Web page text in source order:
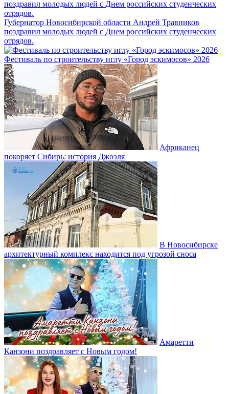
Губернатор Новосибирской области Андрей Травников
поздравил молодых людей с Днем российских студенческих
отрядов.
Фестиваль по строительству иглу «Город эскимосов» 2026
Африканец
покоряет Сибирь: история Джоэля
В Новосибирске
архитектурный комплекс находится под угрозой сноса
Амаретти
Канзони поздравляет с Новым годом!